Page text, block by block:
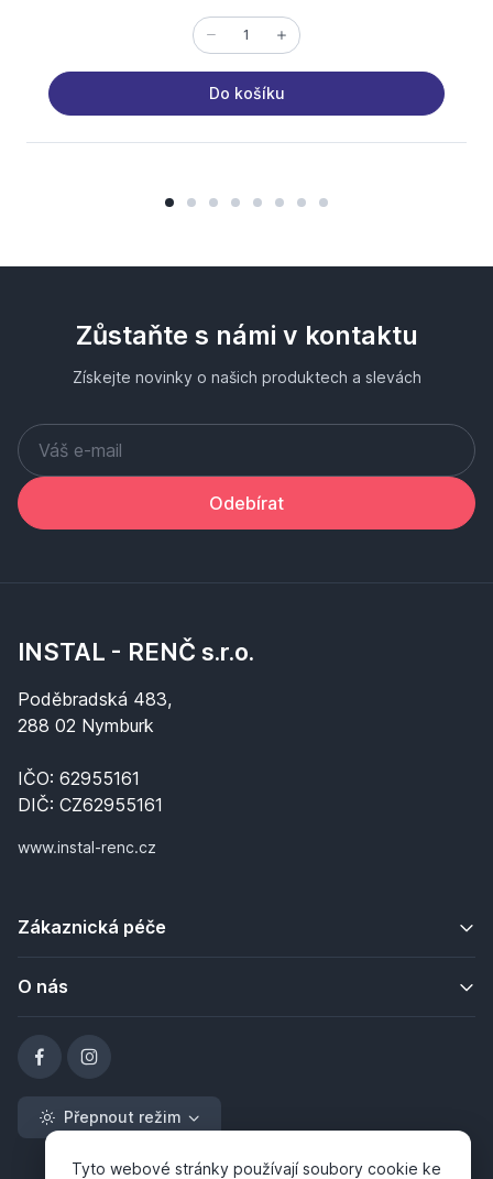
Do košíku
Zůstaňte s námi v kontaktu
Získejte novinky o našich produktech a slevách
Odebírat
INSTAL - RENČ s.r.o.
Poděbradská 483,
288 02 Nymburk
IČO: 62955161
DIČ: CZ62955161
www.instal-renc.cz
Zákaznická péče
O nás
Přepnout režim
Tyto webové stránky používají soubory cookie ke